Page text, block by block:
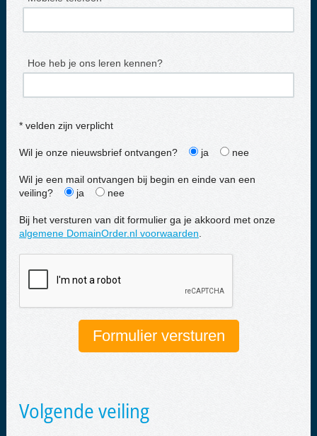
Hoe heb je ons leren kennen?
* velden zijn verplicht
Wil je onze nieuwsbrief ontvangen? ja nee
Wil je een mail ontvangen bij begin en einde van een
veiling?
ja nee
Bij het versturen van dit formulier ga je akkoord met onze
algemene DomainOrder.nl voorwaarden
Volgende veiling